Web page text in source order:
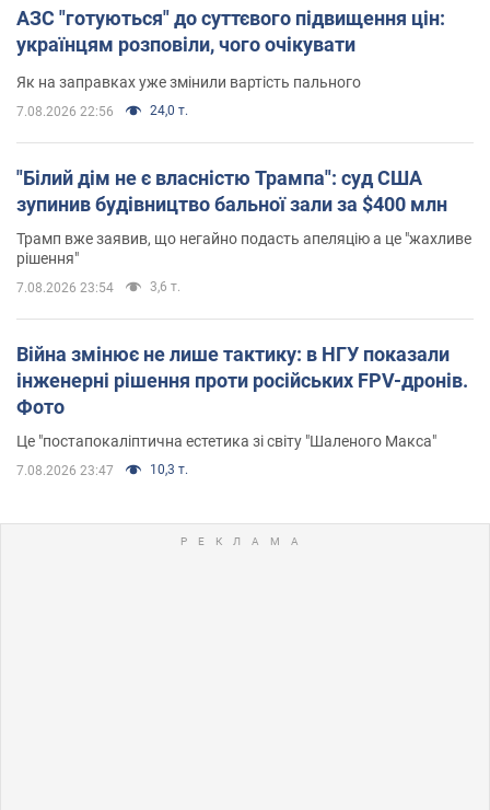
АЗС "готуються" до суттєвого підвищення цін:
українцям розповіли, чого очікувати
Як на заправках уже змінили вартість пального
7.08.2026 22:56 24,0 т.
"Білий дім не є власністю Трампа": суд США
зупинив будівництво бальної зали за $400 млн
Трамп вже заявив, що негайно подасть апеляцію а це "жахливе
рішення"
7.08.2026 23:54 3,6 т.
Війна змінює не лише тактику: в НГУ показали
інженерні рішення проти російських FPV-дронів.
Фото
Це "постапокаліптична естетика зі світу "Шаленого Макса"
7.08.2026 23:47 10,3 т.